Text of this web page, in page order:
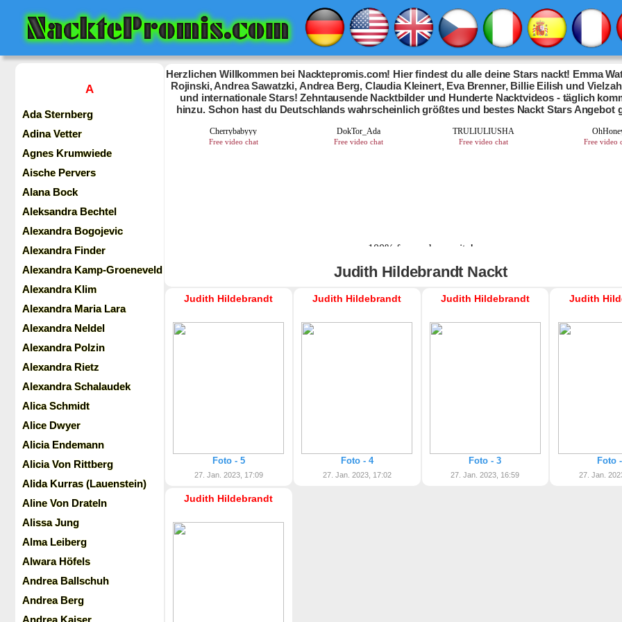
A
Ada Sternberg
Adina Vetter
Agnes Krumwiede
Aische Pervers
Alana Bock
Aleksandra Bechtel
Alexandra Bogojevic
Alexandra Finder
Alexandra Kamp-Groeneveld
Alexandra Klim
Alexandra Maria Lara
Alexandra Neldel
Alexandra Polzin
Alexandra Rietz
Alexandra Schalaudek
Alica Schmidt
Alice Dwyer
Alicia Endemann
Alicia Von Rittberg
Alida Kurras (Lauenstein)
Aline Von Drateln
Alissa Jung
Alma Leiberg
Alwara Höfels
Andrea Ballschuh
Andrea Berg
Andrea Kaiser
Herzlichen Willkommen bei Nacktepromis.com! Hier findest du alle deine Stars nackt! Emma
Rojinski, Andrea Sawatzki, Andrea Berg, Claudia Kleinert, Eva Brenner, Billie Eilish und
und internationale Stars! Zehntausende Nacktbilder und Hunderte Nacktvideos - täglich
hinzu. Schon hast du Deutschlands wahrscheinlich größtes und bestes Nackt Stars Angebot
Judith Hildebrandt Nackt
Judith Hildebrandt
Foto - 5
27. Jan. 2023, 17:09
Judith Hildebrandt
Foto - 4
27. Jan. 2023, 17:02
Judith Hildebrandt
Foto - 3
27. Jan. 2023, 16:59
Judith
Foto
27. Jan.
Judith Hildebrandt